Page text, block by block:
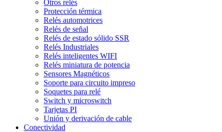
Otros relés
Protección térmica
Relés automotrices
Relés de señal
Relés de estado sólido SSR
Relés Industriales
Relés inteligentes WIFI
Relés miniatura de potencia
Sensores Magnéticos
Soporte para circuito impreso
Soquetes para relé
Switch y microswitch
Tarjetas PI
Unión y derivación de cable
Conectividad